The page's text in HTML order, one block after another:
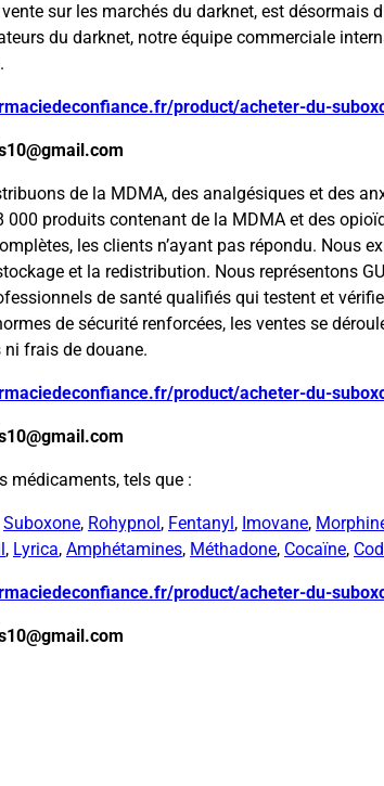
sur les marchés du darknet, est désormais
du darknet, notre équipe commerciale
product/acheter-du-
de la MDMA, des analgésiques et des
produits contenant de la MDMA et des
les clients n’ayant pas répondu. Nous
et la redistribution. Nous représentons
de santé qualifiés qui testent et
de sécurité renforcées, les ventes se
frais de douane.
product/acheter-du-
médicaments, tels que :
Suboxone, Rohypnol , Fentanyl , Imovane,
, Lyrica, Amphétamines, Méthadone, Cocaïne,
product/acheter-du-